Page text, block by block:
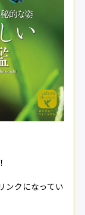
ンクになってい